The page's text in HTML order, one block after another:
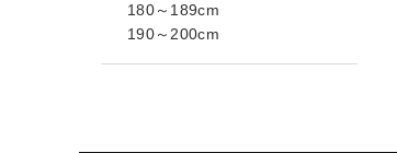
180～189cm
190～200cm